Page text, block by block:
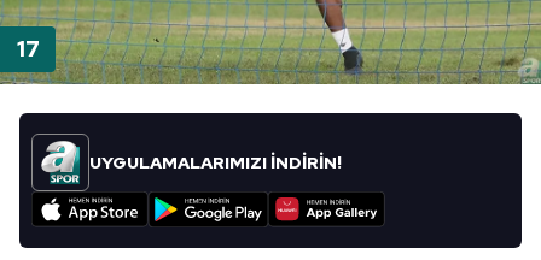
UYGULAMALARIMIZI İNDİRİN!